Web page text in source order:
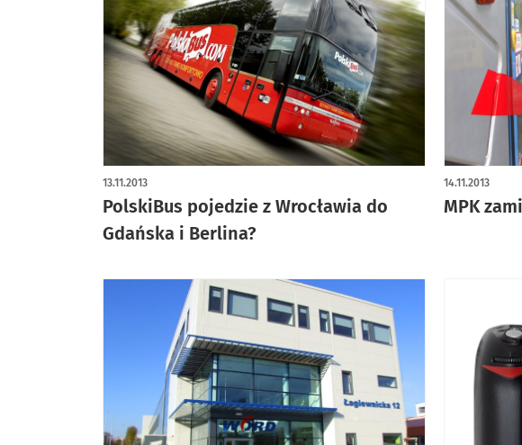
PolskiBus pojedzie z Wrocławia do
Gdańska i Berlina?
13.11.2013
MPK
14.11.2013